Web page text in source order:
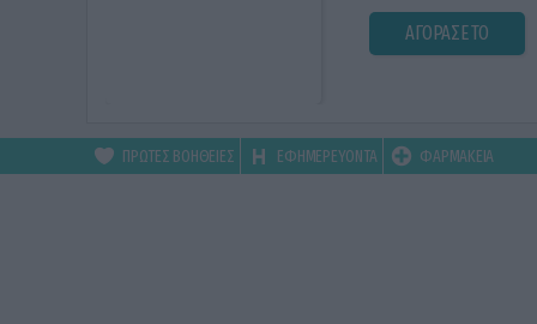
ΑΓΟΡΑΣΕ ΤΟ
ΠΡΩΤΕΣ ΒΟΗΘΕΙΕΣ ΕΦΗΜΕΡΕΥΟΝΤΑ ΦΑΡΜΑΚΕΙΑ